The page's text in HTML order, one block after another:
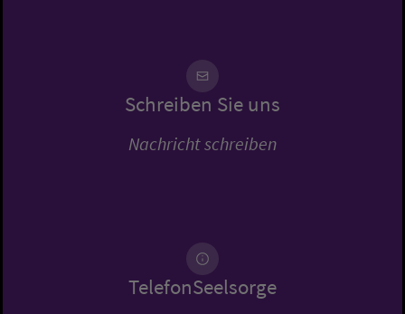
Schreiben Sie uns
Nachricht schreiben
TelefonSeelsorge